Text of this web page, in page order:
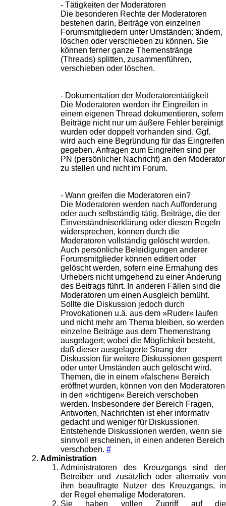
- Tätigkeiten der Moderatoren
Die besonderen Rechte der Moderatoren
bestehen darin, Beiträge von einzelnen
Forumsmitgliedern unter Umständen: ändern,
löschen oder verschieben zu können. Sie
können ferner ganze Themenstränge
(Threads) splitten, zusammenführen,
verschieben oder löschen.
- Dokumentation der Moderatorentätigkeit
Die Moderatoren werden ihr Eingreifen in
einem eigenen Thread dokumentieren, sofern
Beiträge nicht nur um äußere Fehler bereinigt
wurden oder doppelt vorhanden sind. Ggf.
wird auch eine Begründung für das Eingreifen
gegeben. Anfragen zum Eingreifen sind per
PN (persönlicher Nachricht) an den Moderator
zu stellen und nicht im Forum.
- Wann greifen die Moderatoren ein?
Die Moderatoren werden nach Aufforderung
oder auch selbständig tätig. Beiträge, die der
Einverständniserklärung oder diesen Regeln
widersprechen, können durch die
Moderatoren vollständig gelöscht werden.
Auch persönliche Beleidigungen anderer
Forumsmitglieder können editiert oder
gelöscht werden, sofern eine Ermahung des
Urhebers nicht umgehend zu einer Änderung
des Beitrags führt. In anderen Fällen sind die
Moderatoren um einen Ausgleich bemüht.
Sollte die Diskussion jedoch durch
Provokationen u.ä. aus dem »Ruder« laufen
und nicht mehr am Thema bleiben, so werden
einzelne Beiträge aus dem Themenstrang
ausgelagert; wobei die Möglichkeit besteht,
daß dieser ausgelagerte Strang der
Diskussion für weitere Diskussionen gesperrt
oder unter Umständen auch gelöscht wird.
Themen, die in einem »falschen« Bereich
eröffnet wurden, können von den Moderatoren
in den »richtigen« Bereich verschoben
werden. Insbesondere der Bereich Fragen,
Antworten, Nachrichten ist eher informativ
gedacht und weniger für Diskussionen.
Entstehende Diskussionen werden, wenn sie
sinnvoll erscheinen, in einen anderen Bereich
verschoben. #
Administration
Administratoren des Kreuzgangs sind der
Betreiber und zusätzlich oder alternativ von
ihm beauftragte Nutzer des Kreuzgangs, in
der Regel ehemalige Moderatoren.
Sie haben vollen Zugriff auf die